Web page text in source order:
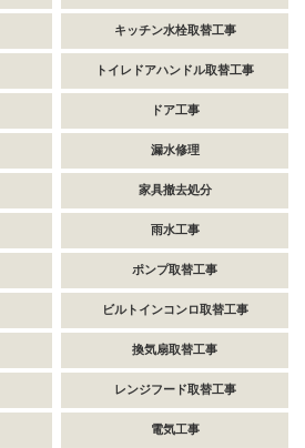
キッチン水栓取替工事
トイレドアハンドル取替工事
ドア工事
漏水修理
家具撤去処分
雨水工事
ポンプ取替工事
ビルトインコンロ取替工事
換気扇取替工事
レンジフード取替工事
電気工事